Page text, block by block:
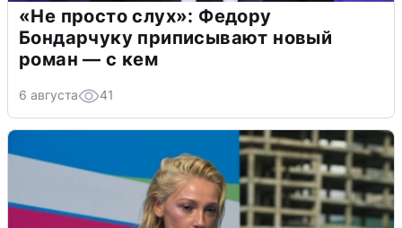
«Не просто слух»: Федору
Бондарчуку приписывают новый
роман — с кем
6 августа 41